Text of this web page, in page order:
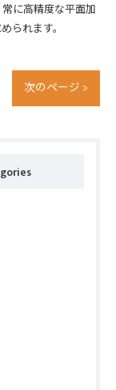
に高精度な平面加
られます。
次のページ >